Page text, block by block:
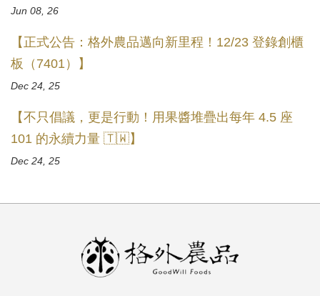
Jun 08, 26
【正式公告：格外農品邁向新里程！12/23 登錄創櫃
板（7401）】
Dec 24, 25
【不只倡議，更是行動！用果醬堆疊出每年 4.5 座
101 的永續力量 🇹🇼】
Dec 24, 25